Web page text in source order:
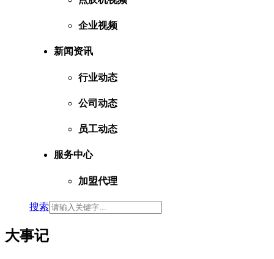
企业视频
新闻资讯
行业动态
公司动态
员工动态
服务中心
加盟代理
搜索
大事记